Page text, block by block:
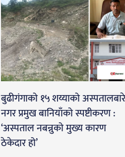
बुढीगंगाको १५ शय्याको अस्पतालबारे
नगर प्रमुख बानियाँको स्पष्टीकरण :
‘अस्पताल नबन्नुको मुख्य कारण
ठेकेदार हो’